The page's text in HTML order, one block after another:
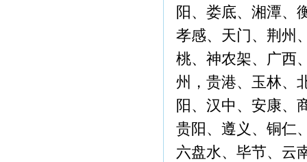
阳、娄底、湘潭、
孝感、天门、荆州
桃、神农架、广西
州，贵港、玉林、
阳、汉中、安康、
贵阳、遵义、铜仁
六盘水、毕节、云